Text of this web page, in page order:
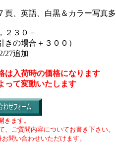
頁、英語、白黒＆カラー写真
２３０－
の場合＋３００）
27追加
は入荷時の価格になります
って変動いたします
きます。
ご質問内容についてお書き下さい。
問い合わせいただけます。